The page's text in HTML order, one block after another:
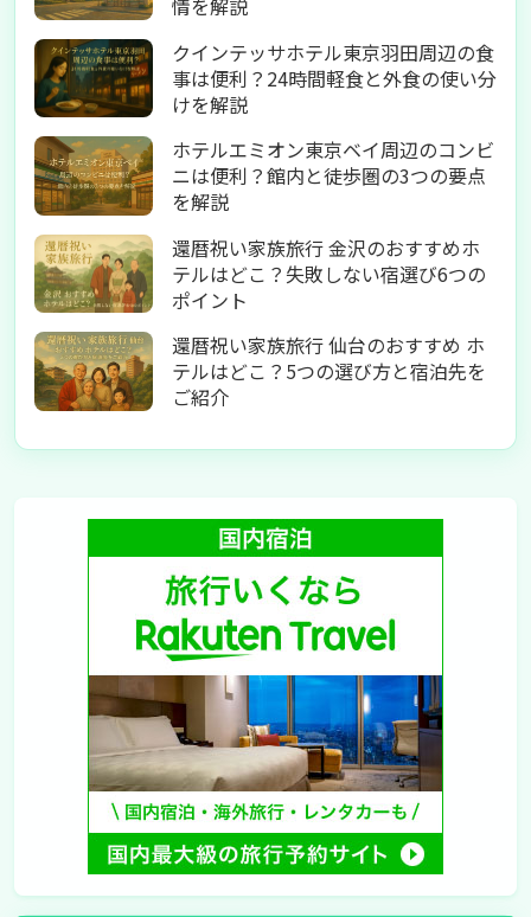
情を解説
クインテッサホテル東京羽田周辺の食
事は便利？24時間軽食と外食の使い分
けを解説
ホテルエミオン東京ベイ周辺のコンビ
ニは便利？館内と徒歩圏の3つの要点
を解説
還暦祝い家族旅行 金沢のおすすめホ
テルはどこ？失敗しない宿選び6つの
ポイント
還暦祝い家族旅行 仙台のおすすめ ホ
テルはどこ？5つの選び方と宿泊先を
ご紹介